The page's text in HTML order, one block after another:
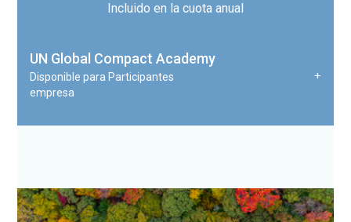
Incluido en la cuota anual
UN Global Compact Academy
Disponible para Participantes
empresa